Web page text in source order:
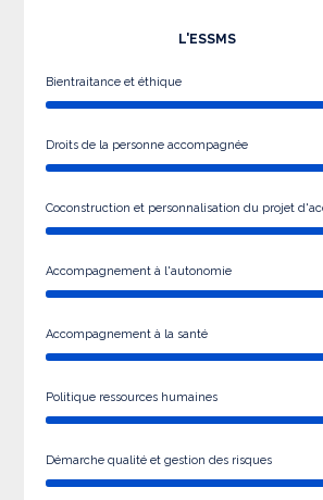
L'ESSMS
Bientraitance et éthique
Droits de la personne accompagnée
Coconstruction et personnalisation du projet
Accompagnement à l'autonomie
Accompagnement à la santé
Politique ressources humaines
Démarche qualité et gestion des risques